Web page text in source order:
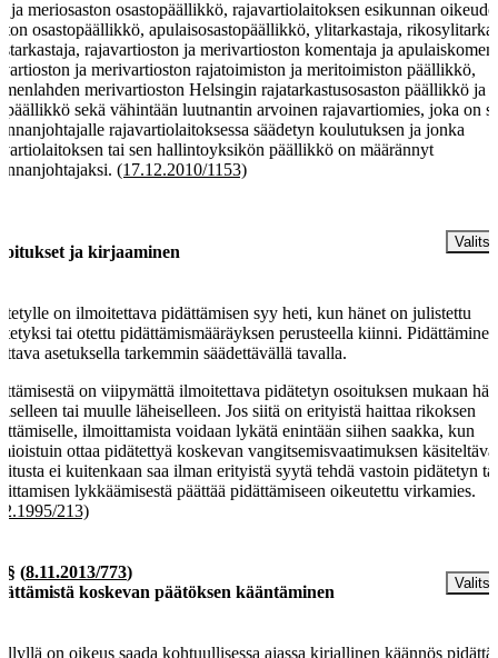
ja meriosaston osastopäällikkö, rajavartiolaitoksen esikunnan
osastopäällikkö, apulaisosastopäällikkö, ylitarkastaja,
rajavartioston ja merivartioston komentaja ja
ja merivartioston rajatoimiston ja meritoimiston päällikkö,
merivartioston Helsingin rajatarkastusosaston päällikkö ja
sekä vähintään luutnantin arvoinen rajavartiomies, joka on
rajavartiolaitoksessa säädetyn koulutuksen ja jonka
tai sen hallintoyksikön päällikkö on määrännyt
(17.12.2010/1153)
ja kirjaaminen
on ilmoitettava pidättämisen syy heti, kun hänet on julistettu
tai otettu pidättämismääräyksen perusteella kiinni.
asetuksella tarkemmin säädettävällä tavalla.
on viipymättä ilmoitettava pidätetyn osoituksen mukaan
tai muulle läheiselleen. Jos siitä on erityistä haittaa rikoksen
ilmoittamista voidaan lykätä enintään siihen saakka, kun
ottaa pidätettyä koskevan vangitsemisvaatimuksen
ei kuitenkaan saa ilman erityistä syytä tehdä vastoin pidätetyn
lykkäämisestä päättää pidättämiseen oikeutettu virkamies.
213)
§ (8.11.2013/773)
koskevan päätöksen kääntäminen
on oikeus saada kohtuullisessa ajassa kirjallinen käännös